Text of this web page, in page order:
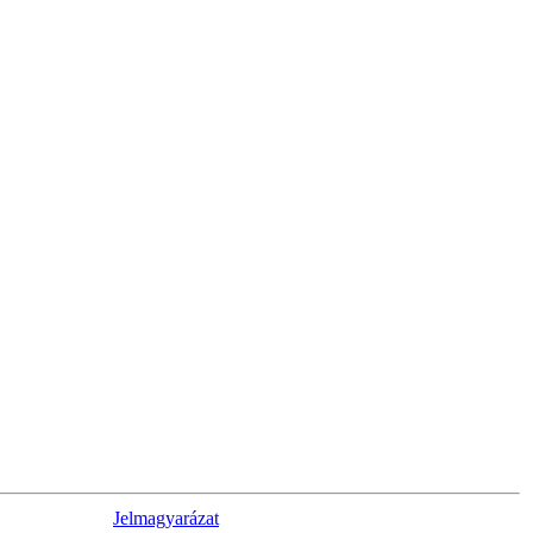
Jelmagyarázat